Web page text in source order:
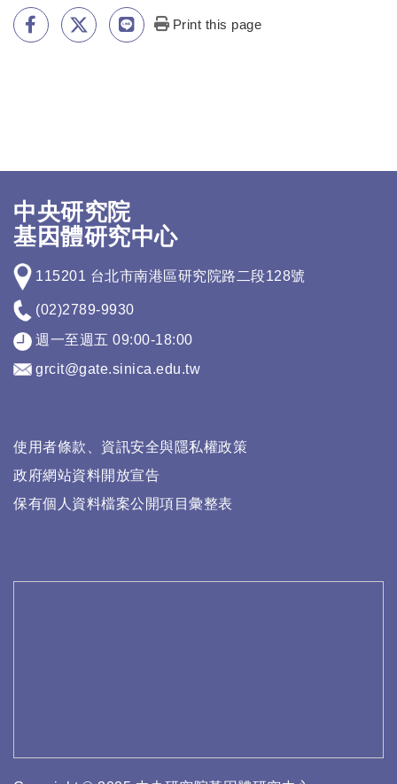
Print this page
中央研究院
基因體研究中心
115201 台北市南港區研究院路二段128號
(02)2789-9930
週一至週五 09:00-18:00
grcit@gate.sinica.edu.tw
使用者條款、資訊安全與隱私權政策
政府網站資料開放宣告
保有個人資料檔案公開項目彙整表